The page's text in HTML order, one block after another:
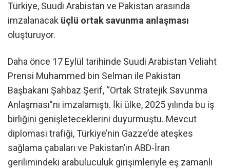
Türkiye, Suudi Arabistan ve Pakistan arasında
imzalanacak üçlü ortak savunma anlaşması
oluşturuyor.
Daha önce 17 Eylül tarihinde Suudi Arabistan Veliaht
Prensi Muhammed bin Selman ile Pakistan
Başbakanı Şahbaz Şerif, “Ortak Stratejik Savunma
Anlaşması”nı imzalamıştı. İki ülke, 2025 yılında bu iş
birliğini genişleteceklerini duyurmuştu. Mevcut
diplomasi trafiği, Türkiye’nin Gazze’de ateşkes
sağlama çabaları ve Pakistan’ın ABD-İran
gerilimindeki arabuluculuk girişimleriyle eş zamanlı